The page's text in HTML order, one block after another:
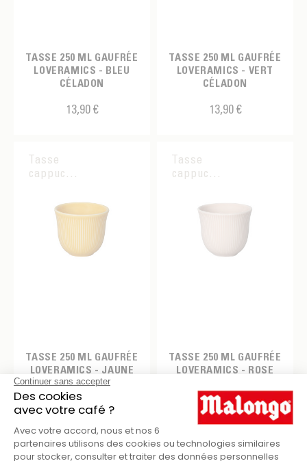
TASSE 250 ML GAUFRÉE
LOVERAMICS - BLEU
CÉLADON
13,90 €
TASSE 250 ML GAUFRÉE
LOVERAMICS - VERT
CÉLADON
13,90 €
Tasse
cappuccino
TASSE 250 ML GAUFRÉE
LOVERAMICS - JAUNE
13,90 €
Tasse
cappuccino
TASSE 250 ML GAUFRÉE
LOVERAMICS - ROSE
13,90 €